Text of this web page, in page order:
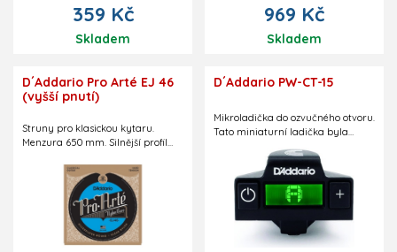
359 Kč
Skladem
969 Kč
Skladem
D´Addario Pro Arté EJ 46
(vyšší pnutí)
Struny pro klasickou kytaru.
Menzura 650 mm. Silnější profil
snadné hratelnosti a kulatosti
tónu. S těmito strunami snadno
vytvoříte mnoho barevných
D´Addario PW-CT-15
Mikroladička do ozvučného otvoru.
Tato miniaturní ladička byla
kytary, ukulele a další akustické
nástroje. Chromatická ladička je
dokonale skrytá uvnitř ozvučného
otvoru nástroje, za jehož okraj je
snadno uchycená montážní
sponou, která nepoškodí nástroj.
Vysoce citlivý piezo snímač snímá